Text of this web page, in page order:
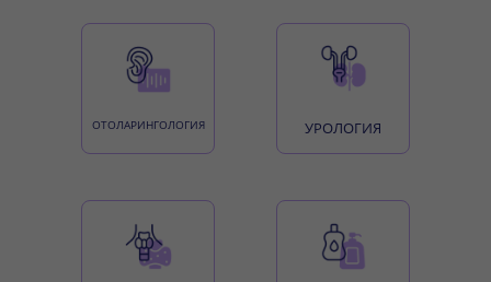
ОТОЛАРИНГОЛОГИЯ УРОЛОГИЯ